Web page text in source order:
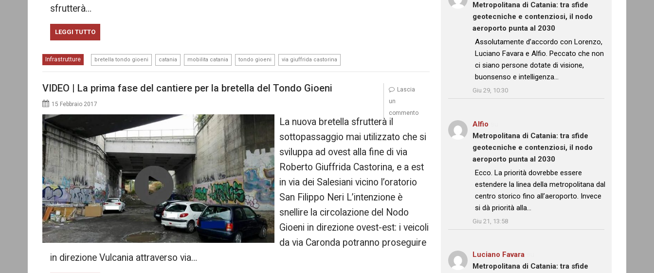
sfrutterà…
LEGGI TUTTO
Infrastrutture bretella tondo gioeni catania mobilita catania tondo gioeni via giuffrida castorina
VIDEO | La prima fase del cantiere per la bretella del Tondo Gioeni
15 Febbraio 2017
La nuova bretella sfrutterà il
sottopassaggio mai utilizzato che si
sviluppa ad ovest alla fine di via
Roberto Giuffrida Castorina, e a est
in via dei Salesiani vicino l’oratorio
San Filippo Neri L’intenzione è
snellire la circolazione del Nodo
Gioeni in direzione ovest-est: i veicoli
da via Caronda potranno proseguire
in direzione Vulcania attraverso via…
Lascia
un
commento
Metropolitana di Catania: tra sfide
geotecniche e contenziosi, il nodo
aeroporto punta al 2030
: “
Assolutamente d’accordo con Lorenzo,
Luciano Favara e Alfio. Peccato che non
ci siano persone dotate di visione,
buonsenso e intelligenza…
Giu 29, 10:30
Alfio
Metropolitana di Catania: tra sfide
geotecniche e contenziosi, il nodo
aeroporto punta al 2030
: “
Ecco. La priorità dovrebbe essere
estendere la linea della metropolitana dal
centro storico fino all’aeroporto. Invece
si dà priorità alla…
Giu 21, 13:58
Luciano Favara
Metropolitana di Catania: tra sfide